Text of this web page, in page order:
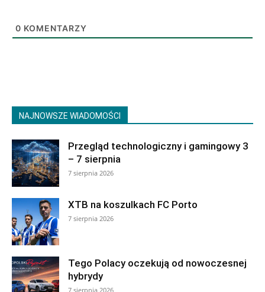
0 KOMENTARZY
NAJNOWSZE WIADOMOŚCI
Przegląd technologiczny i gamingowy 3
– 7 sierpnia
7 sierpnia 2026
XTB na koszulkach FC Porto
7 sierpnia 2026
Tego Polacy oczekują od nowoczesnej
hybrydy
7 sierpnia 2026